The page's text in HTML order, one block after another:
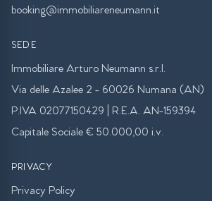
booking@immobiliareneumann.it
SEDE
Immobiliare Arturo Neumann s.r.l.
Via delle Azalee 2 - 60026 Numana (AN)
P.IVA 02077150429 | R.E.A. AN-159394
Capitale Sociale € 50.000,00 i.v.
PRIVACY
Privacy Policy